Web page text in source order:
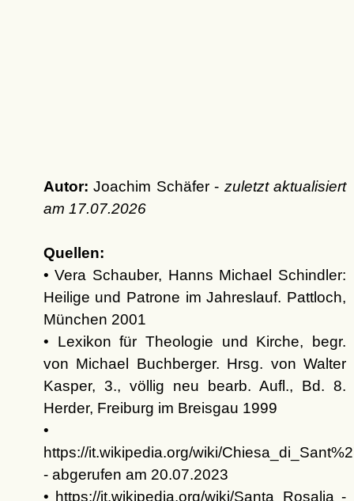
Autor: Joachim Schäfer - zuletzt aktualisiert
am 17.07.2026
Quellen:
• Vera Schauber, Hanns Michael Schindler:
Heilige und Patrone im Jahreslauf. Pattloch,
München 2001
• Lexikon für Theologie und Kirche, begr.
von Michael Buchberger. Hrsg. von Walter
Kasper, 3., völlig neu bearb. Aufl., Bd. 8.
Herder, Freiburg im Breisgau 1999
•
https://it.wikipedia.org/wiki/
- abgerufen am 20.07.2023
• https://it.wikipedia.org/wiki/Santa_Rosalia -